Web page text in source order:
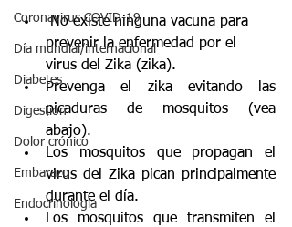
Coronavirus COVID-19
Día mundial/internacional
Diabetes
Digestión
Dolor crónico
Embarazo
Endocrinología
No existe ninguna vacuna para
prevenir la enfermedad por el
virus del Zika (zika).
Prevenga el zika evitando las
picaduras de mosquitos (vea
abajo).
Los mosquitos que propagan el
virus del Zika pican principalmente
durante el día.
Los mosquitos que transmiten el